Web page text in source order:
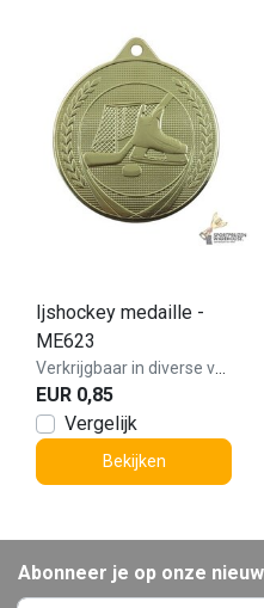
Ijshockey medaille -
ME623
EUR 0,85
Vergelijk
Bekijken
Abonneer je op onze